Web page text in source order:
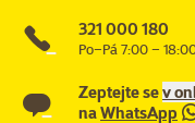
321 000 180
Po–Pá 7:00 –
Zeptejte sev
naWhatsApp